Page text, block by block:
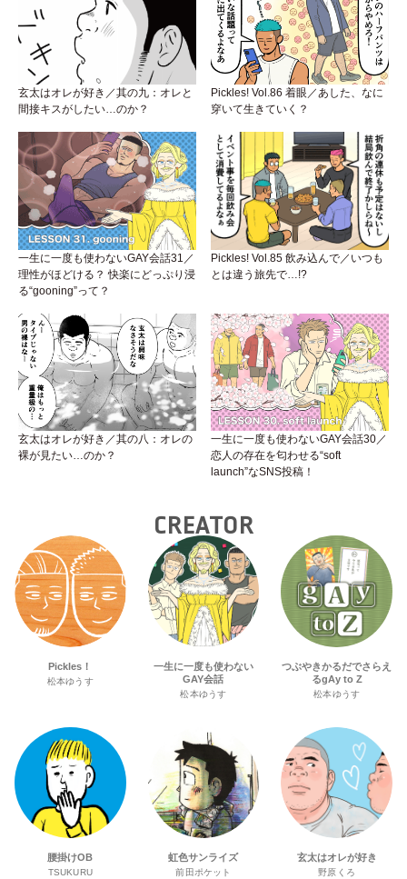
玄太はオレが好き／其の九：オレと
間接キスがしたい…のか？
Pickles! Vol.86 着眼／あした、なに
穿いて生きていく？
一生に一度も使わないGAY会話31／
理性がほどける？ 快楽にどっぷり浸
る“gooning”って？
Pickles! Vol.85 飲み込んで／いつも
とは違う旅先で…!?
玄太はオレが好き／其の八：オレの
裸が見たい…のか？
一生に一度も使わないGAY会話30／
恋人の存在を匂わせる“soft
launch”なSNS投稿！
CREATOR
Pickles！
松本ゆうす
一生に一度も使わない
GAY会話
松本ゆうす
つぶやきかるだでさらえ
るgAy to Z
松本ゆうす
腰掛けOB
TSUKURU
虹色サンライズ
前田ポケット
玄太はオレが好き
野原くろ